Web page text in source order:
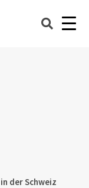
der Schweiz